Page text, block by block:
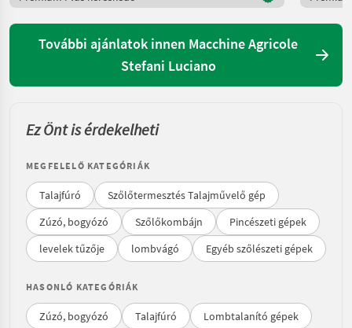
További ajánlatok innen Macchine Agricole
Stefani Luciano
Ez Önt is érdekelheti
MEGFELELŐ KATEGÓRIÁK
Talajfúró
Szőlőtermesztés Talajművelő gép
Zúzó, bogyózó
Szőlőkombájn
Pincészeti gépek
levelek tűzője
lombvágó Egyéb szőlészeti gépek
HASONLÓ KATEGÓRIÁK
Zúzó, bogyózó Talajfúró
Lombtalanító gépek